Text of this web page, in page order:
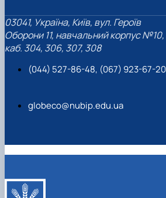
03041, Україна, Київ, вул. Героїв
Оборони 11, навчальний корпус №10,
каб. 304, 306, 307, 308
(044) 527-86-48, (067) 923-67-20
globeco@nubip.edu.ua